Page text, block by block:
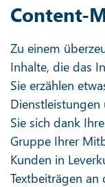
Content-
Zu einem
Inhalte, die das
Sie erzählen
Dienstleistungen
Sie sich dank
Gruppe Ihrer
Kunden in
Textbeiträgen an